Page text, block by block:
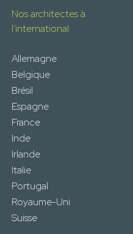
Nos architectes à
l'international
Allemagne
Belgique
Brésil
Espagne
France
Inde
Irlande
Italie
Portugal
Royaume-Uni
Suisse